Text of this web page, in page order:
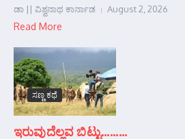
ಡಾ || ವಿಶ್ವನಾಥ ಕಾರ್ನಾಡ August 2, 2026
Read More
ಸಣ್ಣ ಕಥೆ
ಇರುವುದೆಲ್ಲವ ಬಿಟ್ಟು………